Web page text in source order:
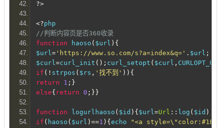
?>
<?php
//判断内容页是否360收录
function haoso ( $url ){
$url= 'https://www.so.com/s?a=index&q=' . $url ;
$curl=curl_init (); curl_setopt ( $curl , CURLOPT_URL
if (! strpos ( $rs , '找不到' )){
return
1 ;}
else{ return 0 ;}}
function logurlhaoso ( $id ){ $url=Url :: log ( $id );
if ( haoso ( $url )==1 ){ echo
"<a